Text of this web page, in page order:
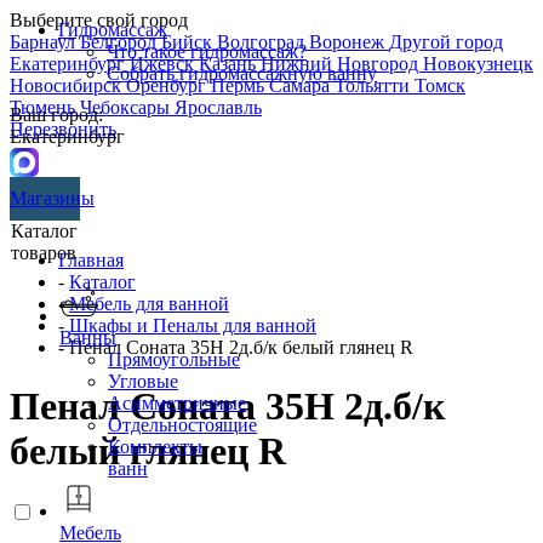
Выберите свой город
БарнаулБелгородБийск ВолгоградВоронеж Другой город
ЕкатеринбургИжевскКазаньНижний Новгород Новокузнецк
НовосибирскОренбургПермьСамараТольятти Томск
ТюменьЧебоксары Ярославль
Перезвонить
Гидромассаж
Что такое гидромассаж?
Собрать гидромассажную ванну
Ваш город:
Екатеринбург
Магазины
Каталог
товаров
Ванны
Прямоугольные
Угловые
Асимметричные
Отдельностоящие
Комплекты
ванн
Мебель
Главная
- Каталог
-Мебель для ванной
- Шкафы и Пеналы для ванной
- Пенал Соната 35Н 2д.б/к белый глянец R
Пенал Соната 35Н 2д.б/к
белый глянец R